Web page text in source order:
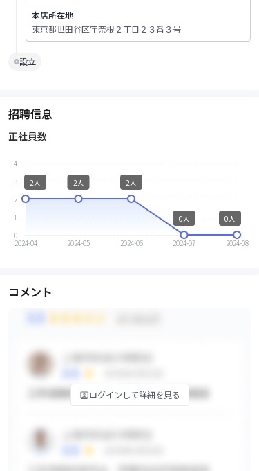
本店所在地
東京都世田谷区宇奈根２丁目２３番３号
設立
招聘信息
正社員数
0
1
2
3
4
2024-04 2024-05 2024-06 2024-07 2024-08
2人 2人 2人
0人 0人
コメント
ログインして詳細を見る